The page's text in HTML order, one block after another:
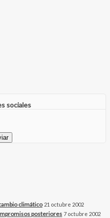
sociales
climático 21 octubre 2002
posteriores 7 octubre 2002